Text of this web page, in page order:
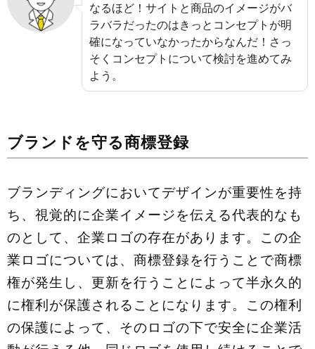
なるほど！サイトと商品のイメージがバ
ラバラだったのはきっとコンセプトが明
確になっていなかったからなんだ！さっ
そくコンセプトについて検討を進めてみ
よう。
ブランドを守る商標登録
ブランディングにおいてデザインが重要性を持
ち、視覚的に企業イメージを伝える代表的なも
のとして、企業ロゴの存在があります。この企
業ロゴについては、商標登録を行うことで商標
権が発生し、更新を行うことによって半永久的
に権利が保護されることになります。この権利
の保護によって、そのロゴの下で安全に企業活